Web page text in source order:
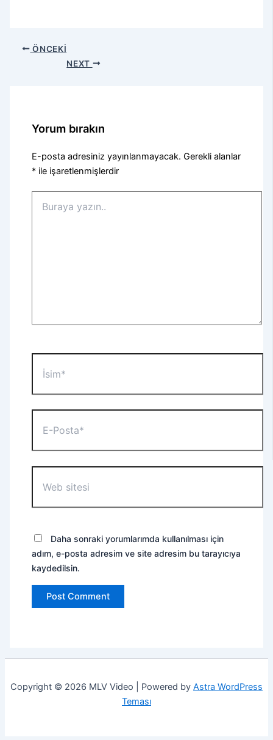
ÖNCEKI
NEXT
Yorum bırakın
E-posta adresiniz yayınlanmayacak. Gerekli alanlar
* ile işaretlenmişlerdir
yazın..
Posta*
sitesi
Daha sonraki yorumlarımda kullanılması için
adım, e-posta adresim ve site adresim bu tarayıcıya
kaydedilsin.
Copyright © 2026 MLV Video | Powered by Astra WordPress
Teması